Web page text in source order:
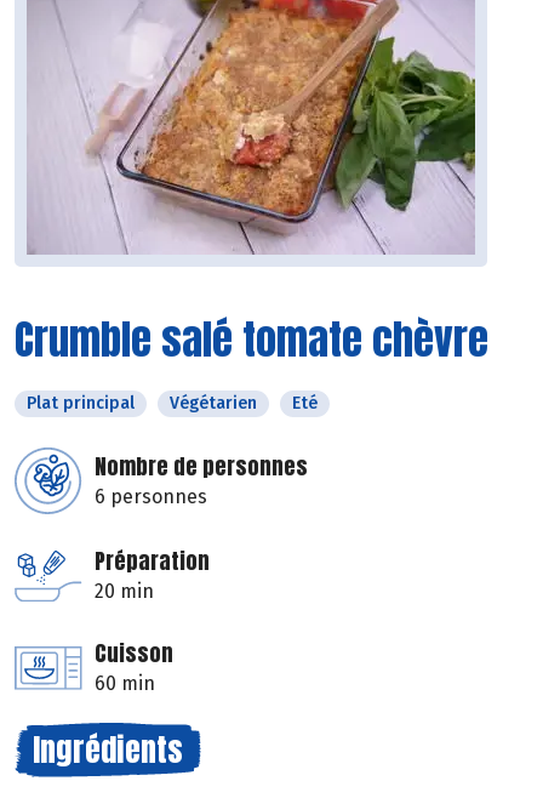
Crumble salé tomate chèvre
Plat principal Végétarien Eté
Nombre de personnes
6 personnes
Préparation
20 min
Cuisson
60 min
Ingrédients